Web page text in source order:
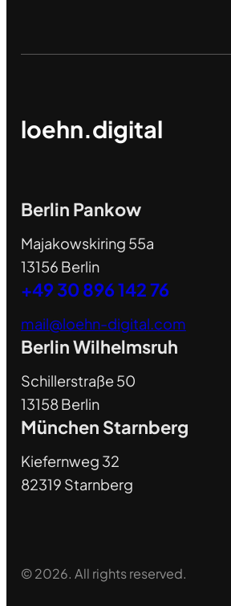
loehn.digital
Berlin Pankow
Majakowskiring 55a
13156 Berlin
+49 30 896 142 76
mail@loehn-digital.com
Berlin Wilhelmsruh
Schillerstraße 50
13158 Berlin
München Starnberg
Kiefernweg 32
82319 Starnberg
© 2026. All rights reserved.